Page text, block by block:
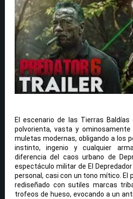
El escenario de las Tierras
polvorienta, vasta y ominosamente
muletas modernas, obligando a los
instinto, ingenio y cualquier
diferencia del caos urbano de
espectáculo militar de El
personal, casi con un tono mítico. El
rediseñado con sutiles marcas
trofeos de hueso, evocando a un